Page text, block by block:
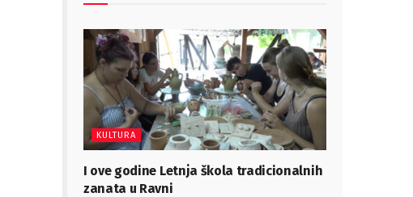
KULTURA
I ove godine Letnja škola tradicionalnih
zanata u Ravni